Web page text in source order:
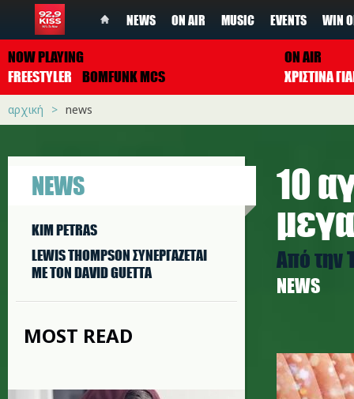
NEWS ON AIR MUSIC EVENTS WIN
NOW PLAYING
FREESTYLER
BOMFUNK MCS
ON AIR
ΧΡΙΣΤΙΝΑ
αρχική news
NEWS
KIM PETRAS
LEWIS THOMPSON ΣΥΝΕΡΓAΖΕΤΑΙ
ΜΕ ΤΟΝ DAVID GUETTA
MOST READ
10
Από την
NEWS
site.jpg